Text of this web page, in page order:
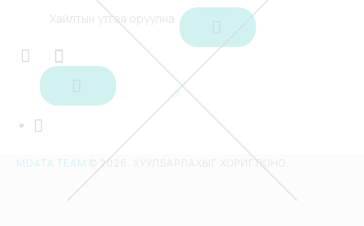
Профайл
This shortcode LP Profile only use on the page
Profile
MDATA TEAM © 2026. ХУУЛБАРЛАХЫГ ХОРИГЛОНО.